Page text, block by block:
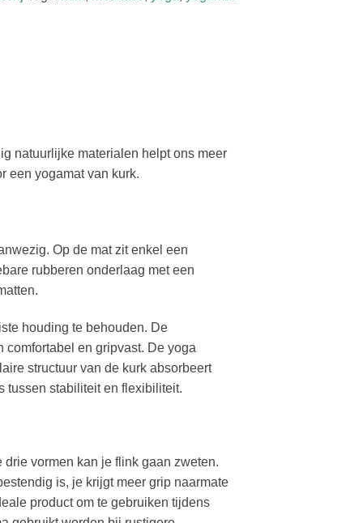
natuurlijke materialen helpt ons meer
een yogamat van kurk.
Op de mat zit enkel een
rubberen onderlaag met een
houding te behouden. De
en gripvast. De yoga
structuur van de kurk absorbeert
tussen stabiliteit en flexibiliteit.
vormen kan je flink gaan zweten.
is, je krijgt meer grip naarmate
product om te gebruiken tijdens